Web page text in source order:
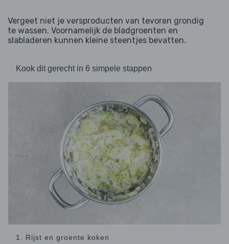
Vergeet niet je versproducten van tevoren grondig
te wassen. Voornamelijk de bladgroenten en
slabladeren kunnen kleine steentjes bevatten.
Kook dit gerecht in 6 simpele stappen
1. Rijst en groente koken